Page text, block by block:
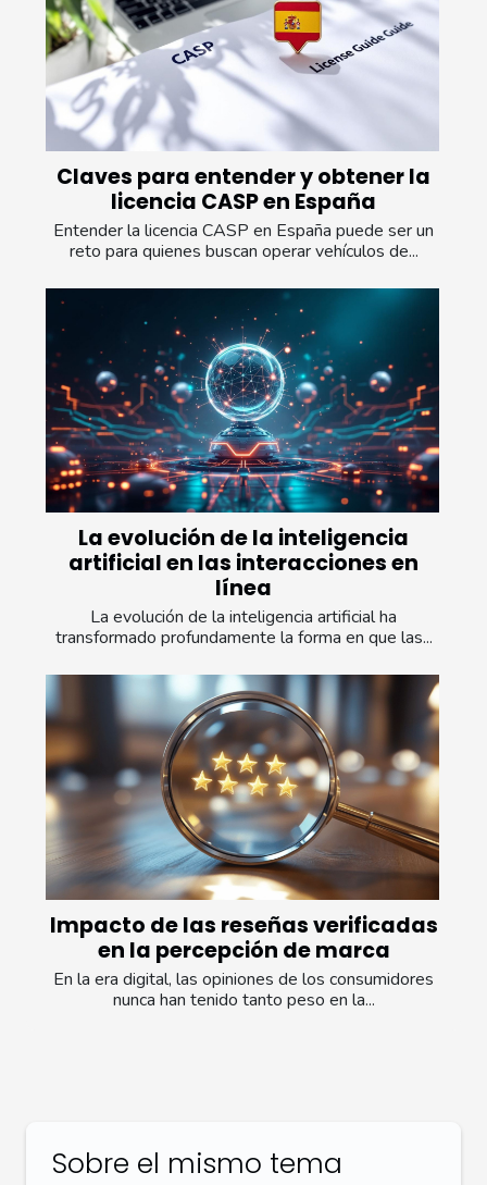
Claves para entender y obtener la
licencia CASP en España
Entender la licencia CASP en España puede ser un
reto para quienes buscan operar vehículos de...
La evolución de la inteligencia
artificial en las interacciones en
línea
La evolución de la inteligencia artificial ha
transformado profundamente la forma en que las...
Impacto de las reseñas verificadas
en la percepción de marca
En la era digital, las opiniones de los consumidores
nunca han tenido tanto peso en la...
Sobre el mismo tema